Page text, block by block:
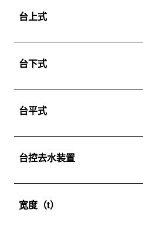
台上式
台下式
台平式
台控去水装置
宽度（t）